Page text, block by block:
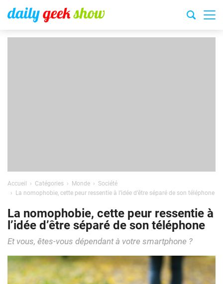
Accueil Catégories Monde
Société
La nomophobie, cette peur ressentie à l’idée d’être séparé de son téléphone
La nomophobie, cette peur ressentie à
l’idée d’être séparé de son téléphone
Et vous, êtes-vous dépendant à votre smartphone ?